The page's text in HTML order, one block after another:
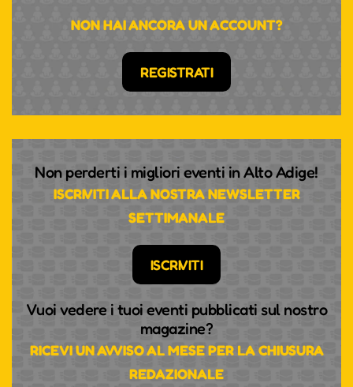
NON HAI ANCORA UN ACCOUNT?
REGISTRATI
Non perderti i migliori eventi in Alto Adige!
ISCRIVITI ALLA NOSTRA NEWSLETTER
SETTIMANALE
ISCRIVITI
Vuoi vedere i tuoi eventi pubblicati sul nostro
magazine?
RICEVI UN AVVISO AL MESE PER LA CHIUSURA
REDAZIONALE